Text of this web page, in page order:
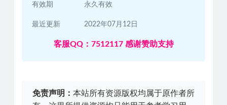
有效期 永久有效
最近更新 2022年07月12日
客服QQ：7512117 感谢赞助支持
免责声明： 本站所有资源版权均属于原作者所